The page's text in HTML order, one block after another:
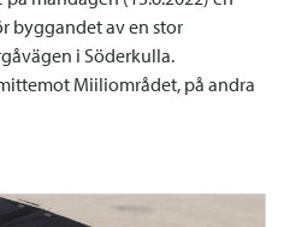
byggandet av en stor
i Söderkulla.
Miiliområdet, på andra